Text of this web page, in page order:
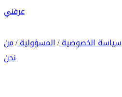
عرفني
سياسة الخصوصية/ المسؤولية/ من
نحن